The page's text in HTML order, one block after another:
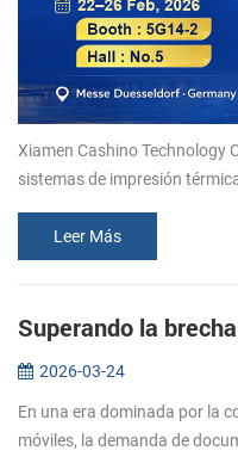
Xiamen Cashino Technology
sistemas de impresión
invitamos a uni...
Leer Más
2026-03-24
En una era dominada por la
móviles, la demanda de